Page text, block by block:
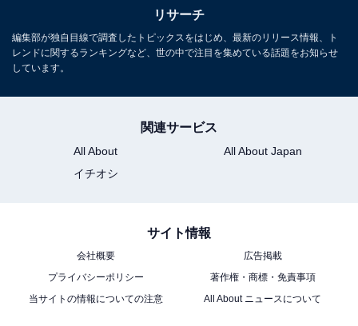
リサーチ
編集部が独自目線で調査したトピックスをはじめ、最新のリリース情報、ト
レンドに関するランキングなど、世の中で注目を集めている話題をお知らせ
しています。
関連サービス
All About
All About Japan
イチオシ
サイト情報
会社概要
広告掲載
プライバシーポリシー
著作権・商標・免責事項
当サイトの情報についての注意
All About ニュースについて